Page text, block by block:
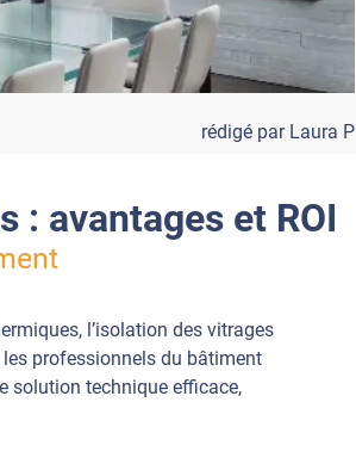
rédigé par Laura P
avantages et ROI
l’isolation des vitrages
professionnels du bâtiment
solution technique efficace,